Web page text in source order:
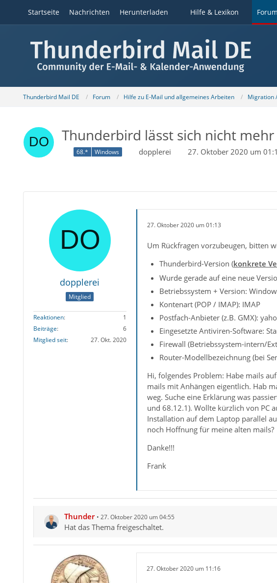
Startseite Nachrichten Herunterladen Hilfe & Lexikon Forum
Thunderbird Mail DE Forum Hilfe zu E-Mail und allgemeines Arbeiten Migration
Thunderbird lässt sich nicht
68.* Windows dopplerei 27. Oktober 2020 um
dopplerei
Mitglied
Reaktionen
1
Beiträge
6
Mitglied seit
27. Okt. 2020
27. Oktober 2020 um 01:13
Um Rückfragen vorzubeugen, bitten
Thunderbird-Version (konkrete
Wurde gerade auf eine neue
Betriebssystem + Version:
Kontenart (POP / IMAP): IMAP
Postfach-Anbieter (z.B. GMX):
Eingesetzte Antiviren-Software:
Firewall (Betriebssystem-intern/
Router-Modellbezeichnung (bei
Hi, folgendes Problem: Habe mails
mails mit Anhängen eigentlich. Hab
weg. Suche eine Erklärung was
und 68.12.1). Wollte kürzlich von PC
Installation auf dem Laptop parallel
noch Hoffnung für meine alten mails?
Danke!!!
Frank
Thunder 27. Oktober 2020 um 04:55
Hat das Thema freigeschaltet.
27. Oktober 2020 um 11:16